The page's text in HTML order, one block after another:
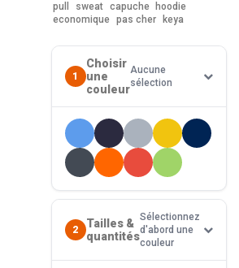
pull sweat capuche
hoodie
economique pas cher keya
1
Choisir
une
couleur
Aucune
sélection
2
Tailles &
quantités
Sélectionnez
d'abord une
couleur